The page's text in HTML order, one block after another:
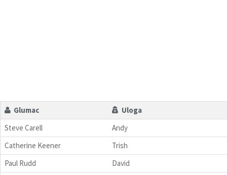
Glumac
Uloga
Steve Carell
Andy
Catherine Keener
Trish
Paul Rudd
David